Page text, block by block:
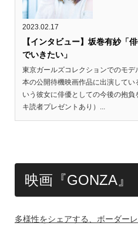
2023.02.17
【インタビュー】坂巻有紗「
でいきたい」
東京ガールズコレクションでのモ
本の公開待機映画作品に出演してい
いう彼女に俳優としての今後の抱
キ読者プレゼントあり）...
映画『GONZA』
多様性をシェアする、ボーダー